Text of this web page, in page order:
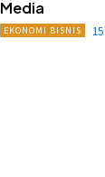
Media
EKONOMI BISNIS